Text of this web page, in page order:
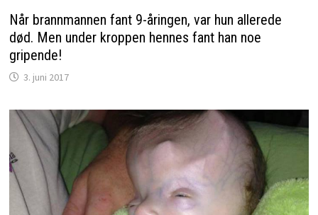
Når brannmannen fant 9-åringen, var hun allerede
død. Men under kroppen hennes fant han noe
gripende!
3. juni 2017